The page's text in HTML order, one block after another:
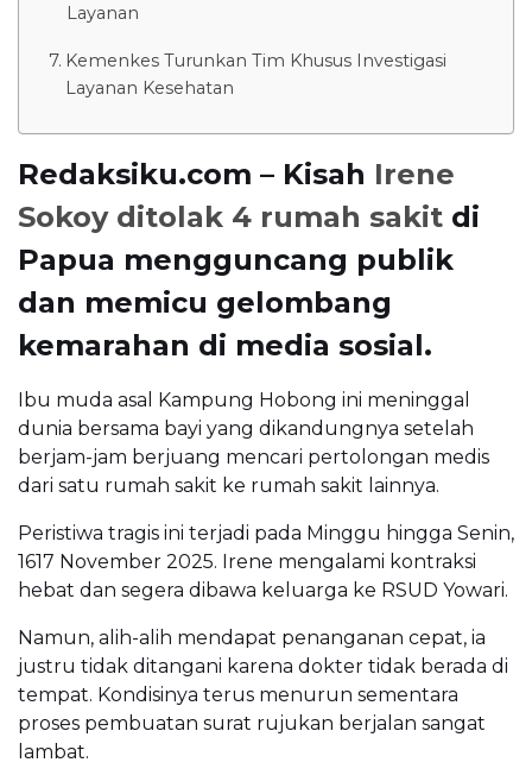
Layanan
Kemenkes Turunkan Tim Khusus Investigasi
Layanan Kesehatan
Redaksiku.com – Kisah Irene
Sokoy ditolak 4 rumah sakit di
Papua mengguncang publik
dan memicu gelombang
kemarahan di media sosial.
Ibu muda asal Kampung Hobong ini meninggal
dunia bersama bayi yang dikandungnya setelah
berjam-jam berjuang mencari pertolongan medis
dari satu rumah sakit ke rumah sakit lainnya.
Peristiwa tragis ini terjadi pada Minggu hingga Senin,
1617 November 2025. Irene mengalami kontraksi
hebat dan segera dibawa keluarga ke RSUD Yowari.
Namun, alih-alih mendapat penanganan cepat, ia
justru tidak ditangani karena dokter tidak berada di
tempat. Kondisinya terus menurun sementara
proses pembuatan surat rujukan berjalan sangat
lambat.